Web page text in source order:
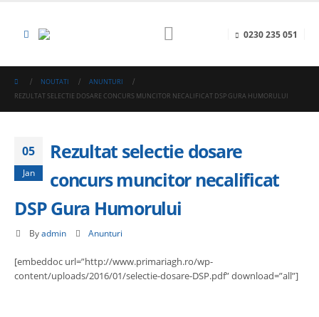
0230 235 051
NOUTATI
ANUNTURI
REZULTAT SELECTIE DOSARE CONCURS MUNCITOR NECALIFICAT DSP GURA HUMORULUI
05
Jan
Rezultat selectie dosare
concurs muncitor necalificat
DSP Gura Humorului
By admin Anunturi
[embeddoc url=”http://www.primariagh.ro/wp-
content/uploads/2016/01/selectie-dosare-DSP.pdf” download=”all”]